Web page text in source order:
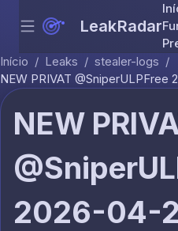
Menu LeakRadar
Início / Leaks / stealer-logs /
NEW PRIVAT @SniperULPFree
NEW
2026-04-